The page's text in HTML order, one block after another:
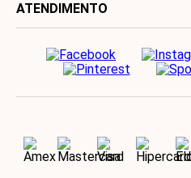
ATENDIMENTO